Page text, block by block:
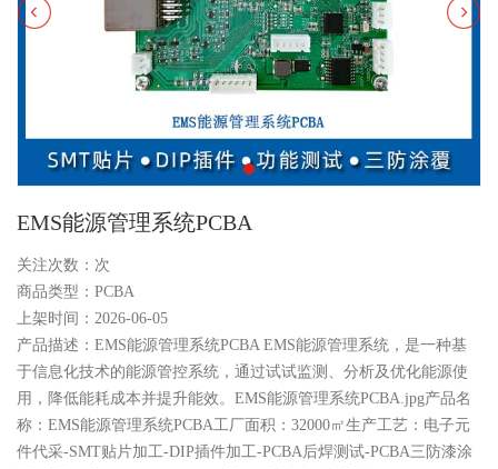
EMS能源管理系统PCBA
关注次数： 次
商品类型：PCBA
上架时间：2026-06-05
产品描述：EMS能源管理系统PCBA EMS能源管理系统，是一种基
于信息化技术的能源管控系统，通过试试监测、分析及优化能源使
用，降低能耗成本并提升能效。EMS能源管理系统PCBA.jpg产品名
称：EMS能源管理系统PCBA工厂面积：32000㎡生产工艺：电子元
件代采-SMT贴片加工-DIP插件加工-PCBA后焊测试-PCBA三防漆涂